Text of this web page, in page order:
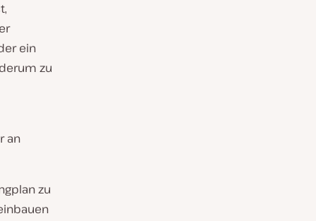
ein
zu
an
zu